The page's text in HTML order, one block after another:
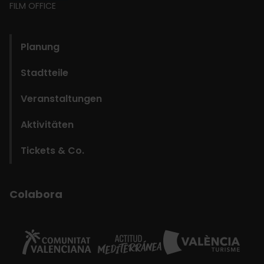
FILM OFFICE
Planung
Stadtteile
Veranstaltungen
Aktivitäten
Tickets & Co.
Colabora